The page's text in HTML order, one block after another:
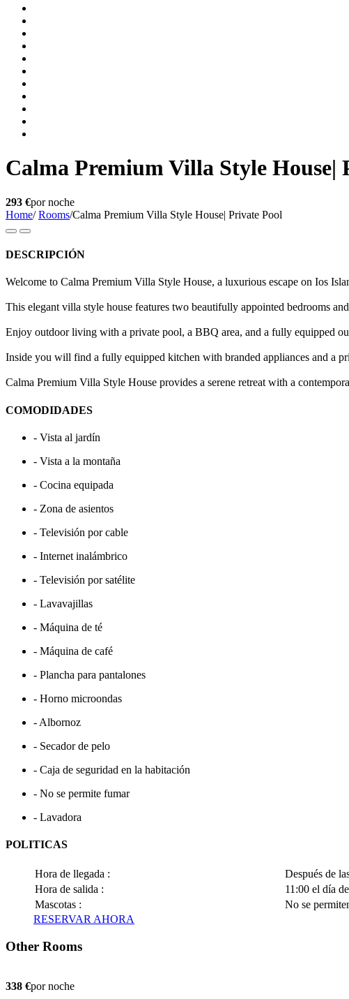
Calma Premium Villa Style House|
293 €por noche
Home/ Rooms/Calma Premium Villa Style House| Private Pool
DESCRIPCIÓN
Welcome to Calma Premium Villa Style House, a luxurious escape on Ios
This elegant villa style house features two beautifully appointed bedrooms
Enjoy outdoor living with a private pool, a BBQ area, and a fully equipped
Inside you will find a fully equipped kitchen with branded appliances and a
Calma Premium Villa Style House provides a serene retreat with a
COMODIDADES
- Vista al jardín
- Vista a la montaña
- Cocina equipada
- Zona de asientos
- Televisión por cable
- Internet inalámbrico
- Televisión por satélite
- Lavavajillas
- Máquina de té
- Máquina de café
- Plancha para pantalones
- Horno microondas
- Albornoz
- Secador de pelo
- Caja de seguridad en la habitación
- No se permite fumar
- Lavadora
POLITICAS
Hora de llegada :
Después de
Hora de salida :
11:00 el día
Mascotas :
No se
RESERVAR AHORA
Other Rooms
338 €por noche